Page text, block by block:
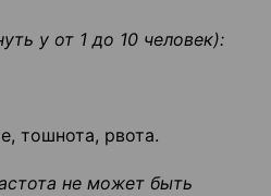
у от 1 до 10 человек):
тошнота, рвота.
не может быть